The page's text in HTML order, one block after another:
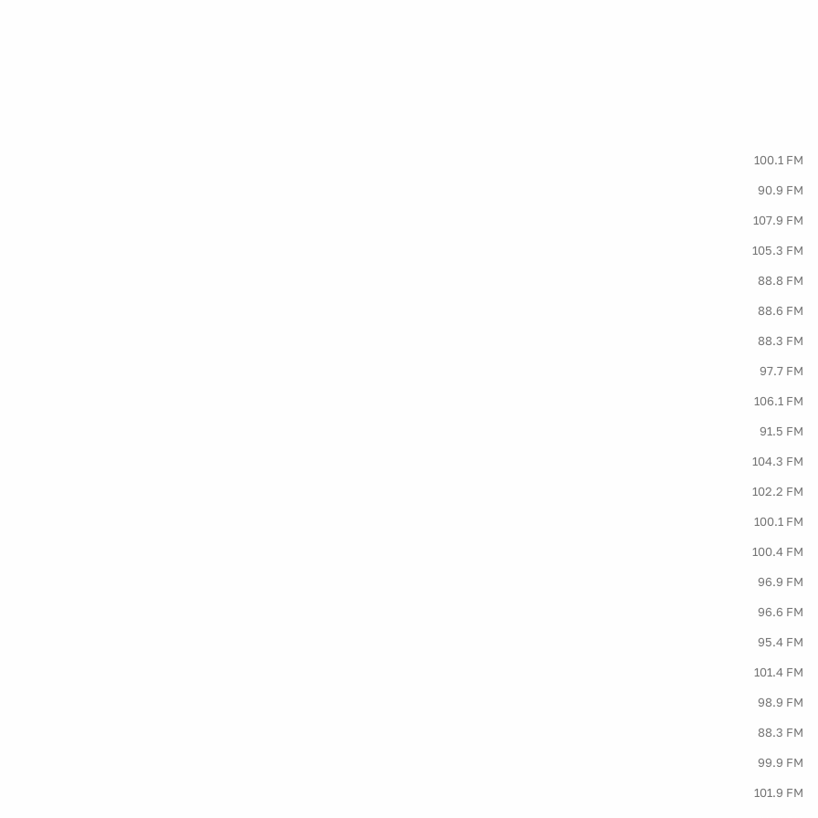
100.1 FM
90.9 FM
107.9 FM
105.3 FM
88.8 FM
88.6 FM
88.3 FM
97.7 FM
106.1 FM
91.5 FM
104.3 FM
102.2 FM
100.1 FM
100.4 FM
96.9 FM
96.6 FM
95.4 FM
101.4 FM
98.9 FM
88.3 FM
99.9 FM
101.9 FM